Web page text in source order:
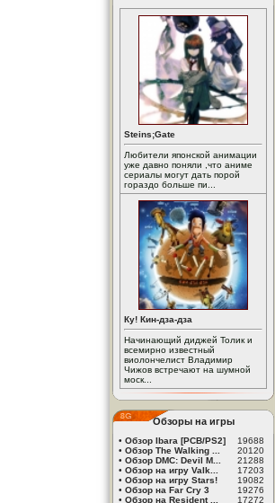
Steins;Gate
Любители японской анимации
уже давно поняли ,что аниме
сериалы могут дать порой
гораздо больше пи...
Ку! Кин-дза-дза
Начинающий диджей Толик и
всемирно известный
виолончелист Владимир
Чижов встречают на шумной
моск...
Обзоры на игры
• Обзор Ibara [PCB/PS2]
19688
• Обзор The Walking ...
20120
• Обзор DMC: Devil M...
21288
• Обзор на игру Valk...
17203
• Обзор на игру Stars!
19082
• Обзор на Far Cry 3
19276
• Обзор на Resident ... 17272